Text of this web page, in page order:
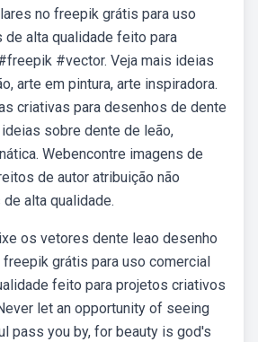
no freepik grátis para uso
de alta qualidade feito para
#vector. Veja mais ideias
arte em pintura, arte inspiradora.
criativas para desenhos de dente
sobre dente de leão,
Webencontre imagens de
de autor atribuição não
alta qualidade.
os vetores dente leao desenho
grátis para uso comercial
feito para projetos criativos
let an opportunity of seeing
pass you by, for beauty is god's